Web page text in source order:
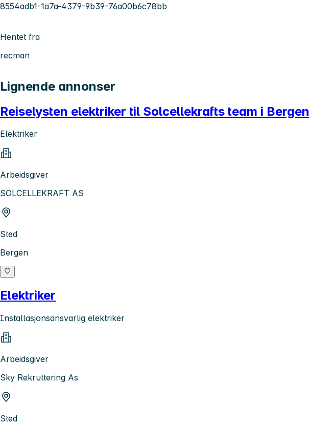
8554adb1-1a7a-4379-9b39-76a00b6c78bb
Hentet fra
recman
Lignende annonser
Reiselysten elektriker til Solcellekrafts team i Bergen
Elektriker
Arbeidsgiver
SOLCELLEKRAFT AS
Sted
Bergen
Elektriker
Installasjonsansvarlig elektriker
Arbeidsgiver
Sky Rekruttering As
Sted